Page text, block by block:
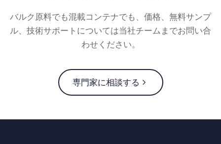
バルク原料でも混載コンテナでも、価格、無料サンプ
ル、技術サポートについては当社チームまでお問い合
わせください。
専門家に相談する